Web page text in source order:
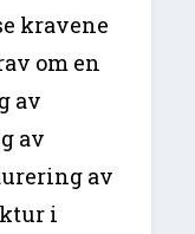
kravene
om en
av
av
av
i